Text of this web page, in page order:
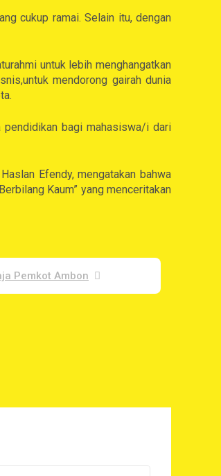
cukup ramai. Selain itu, dengan
untuk lebih menghangatkan
mendorong gairah dunia
pendidikan bagi mahasiswa/i dari
Efendy, mengatakan bahwa
Kaum” yang menceritakan
Pemkot Ambon